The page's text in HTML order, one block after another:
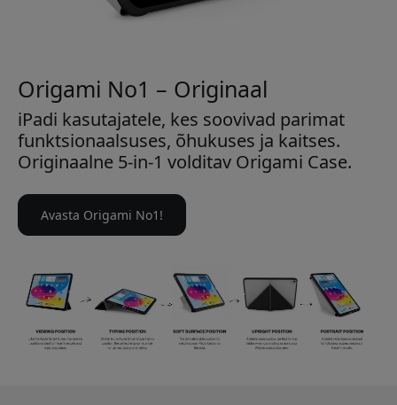
Origami No1 – Originaal
iPadi kasutajatele, kes soovivad parimat
funktsionaalsuses, õhukuses ja kaitses.
Originaalne 5-in-1 volditav Origami Case.
Avasta Origami No1!